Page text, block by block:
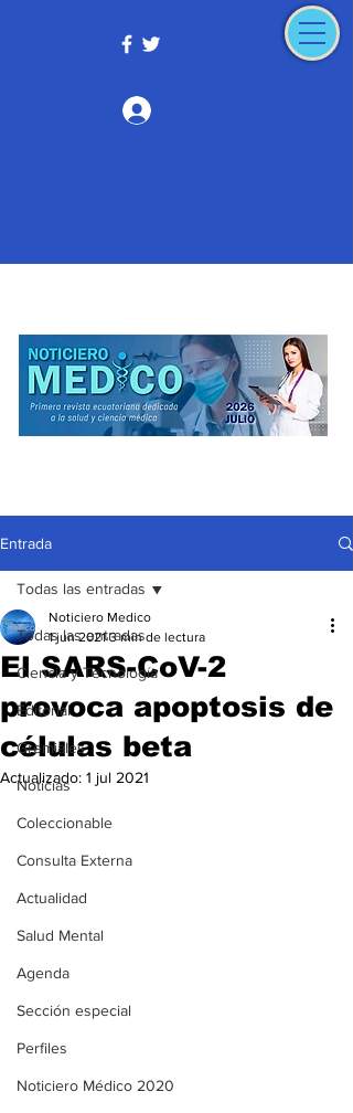
Entrada
Todas las entradas
Ciencia y Tecnología
Editorial
Gremiales
Noticias
Coleccionable
Consulta Externa
Actualidad
Salud Mental
Agenda
Sección especial
Perfiles
Noticiero Médico 2020
Todas las entradas
El SARS-CoV-2
provoca apoptosis de
células beta
Noticiero Medico
1 jun 2021 3 min de lectura
Actualizado: 1 jul 2021